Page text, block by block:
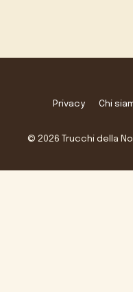
Privacy Chi
© 2026 Trucchi della